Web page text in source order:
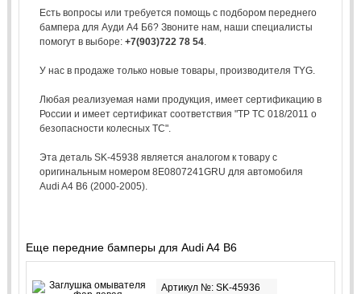
Есть вопросы или требуется помощь с подбором переднего
бампера для Ауди А4 Б6? Звоните нам, наши специалисты
помогут в выборе: +7(903)722 78 54.
У нас в продаже только новые товары, производителя TYG.
Любая реализуемая нами продукция, имеет сертификацию в
России и имеет сертификат соответствия "ТР ТС 018/2011 о
безопасности колесных ТС".
Эта деталь SK-45938 является аналогом к товару с
оригинальным номером 8E0807241GRU для автомобиля
Audi A4 B6 (2000-2005).
Еще передние бамперы для Audi A4 B6
Артикул №: SK-45936